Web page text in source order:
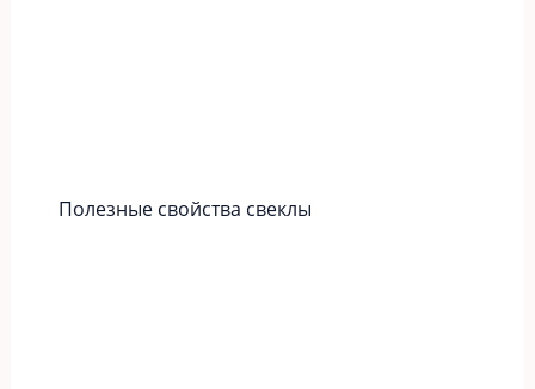
Полезные свойства свеклы